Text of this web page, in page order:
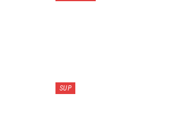
SUP